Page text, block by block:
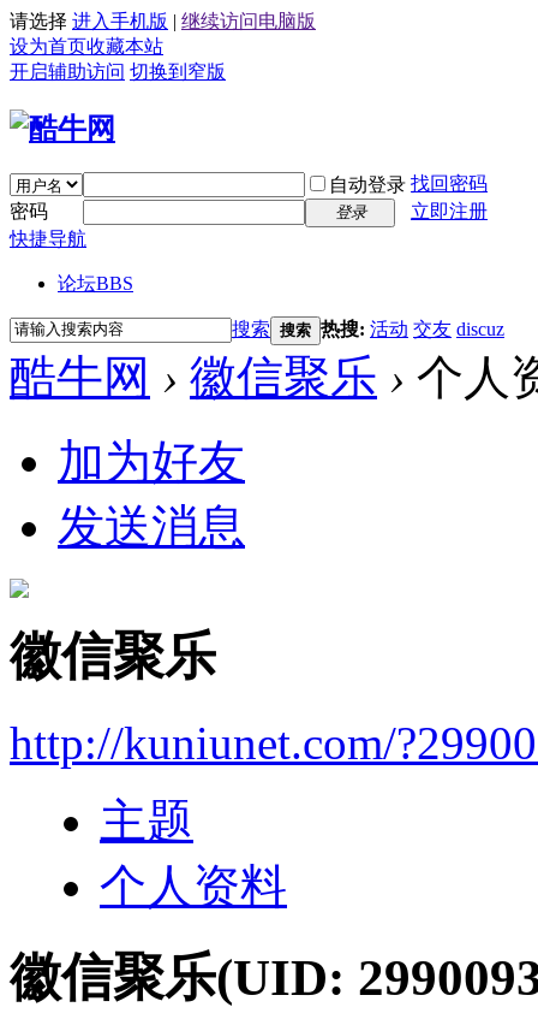
请选择 进入手机版 | 继续访问电脑版
设为首页收藏本站
开启辅助访问 切换到窄版
自动登录 找回密码
密码
登录
立即注册
快捷导航
论坛BBS
搜索 搜索 热搜: 活动 交友 discuz
酷牛网 › 徽信聚乐 › 个人
加为好友
发送消息
徽信聚乐
http://kuniunet.com/
主题
个人资料
徽信聚乐(UID: